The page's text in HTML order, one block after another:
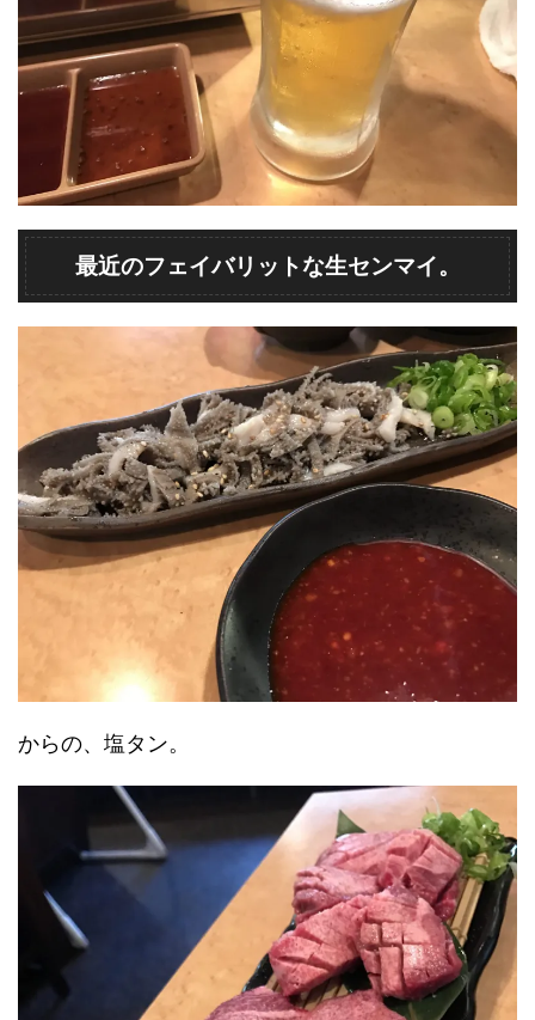
最近のフェイバリットな生センマイ。
からの、塩タン。